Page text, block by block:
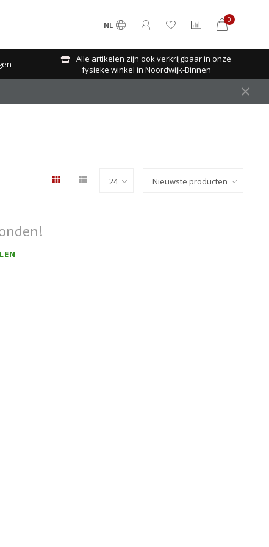
NL
0
Alle artikelen zijn ook verkrijgbaar in onze
fysieke winkel in Noordwijk-Binnen